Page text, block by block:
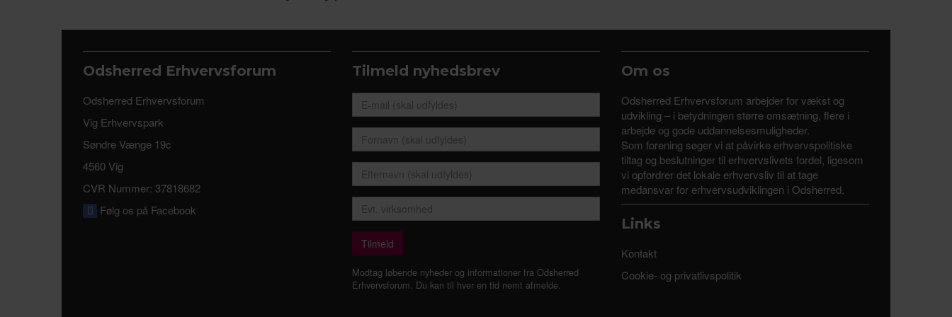
Odsherred Erhvervsforum
Odsherred Erhvervsforum
Vig Erhvervspark
Søndre Vænge 19c
4560 Vig
CVR Nummer: 37818682
Følg os på Facebook
Tilmeld nyhedsbrev
Modtag løbende nyheder og informationer fra Odsherred
Erhvervsforum. Du kan til hver en tid nemt afmelde.
Om os
Odsherred Erhvervsforum arbejder for vækst og
udvikling – i betydningen større omsætning, flere i
arbejde og gode uddannelsesmuligheder.
Som forening søger vi at påvirke erhvervspolitiske
tiltag og beslutninger til erhvervslivets fordel, ligesom
vi opfordrer det lokale erhvervsliv til at tage
medansvar for erhvervsudviklingen i Odsherred.
Links
Kontakt
Cookie- og privatlivspolitik